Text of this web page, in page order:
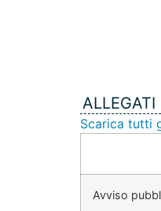
ALLEGATI
Scarica tutti
Avviso